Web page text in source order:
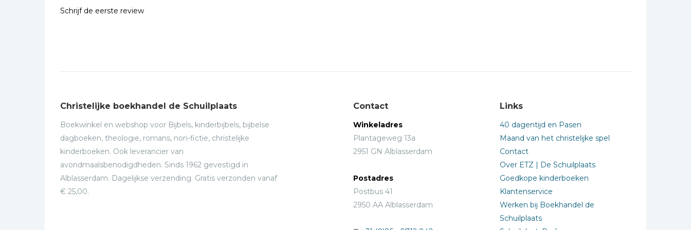
Schrijf de eerste review
Christelijke boekhandel de Schuilplaats
Boekwinkel en webshop voor Bijbels, kinderbijbels, bijbelse
dagboeken, theologie, romans, non-fictie, christelijke
kinderboeken. Ook leverancier van
avondmaalsbenodigdheden. Sinds 1962 gevestigd in
Alblasserdam. Dagelijkse verzending. Gratis verzonden vanaf
€ 25,00.
Contact
Winkeladres
Plantageweg 13a
2951 GN Alblasserdam
Postadres
Postbus 41
2950 AA Alblasserdam
Links
40 dagentijd en Pasen
Maand van het christelijke spel
Contact
Over ETZ | De Schuilplaats
Goedkope kinderboeken
Klantenservice
Werken bij Boekhandel de
Schuilplaats